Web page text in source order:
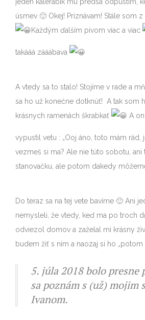
jeden kalerábik mu predsa odpustím,
úsmev 🙂 Okej! Priznávam! Stále som
Každým ďalším pivom viac a viac
takááá zááábava
A vtedy sa to stalo! Stojíme v rade a
sa ho už konečne dotknúť! A tak som
krásnych ramenách škrabkať
A
vypustil vetu : „Ooj áno, toto mám rád,
vezmeš si ma? Ale nie túto sobotu, ani
stanovačku, ale potom dakedy
Do teraz sa na tej vete bavíme 🙂 Ani
nemysleli, že vtedy, keď ma po troch
odviezol domov a zaželal mi krásny
budem žiť s ním a naozaj si ho
5. júla 2018 bolo presne
sa poznám s (už) mojim
Ivanom.